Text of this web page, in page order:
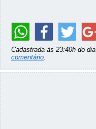
Cadastrada às 23:40h do dia
comentário.